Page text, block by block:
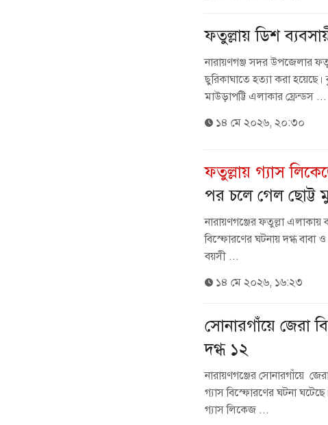
ফতুল্লায় ডিশ
নারায়ণগঞ্জ সদর উপজেলার
ছুরিকাঘাতে হত্যা করা
মাউড়াপট্টি এলাকার ফ্রেন্ডস ...
১৪ মে ২০২৬, ২০:৩০
ফতুল্লায় গ্যাস
পর চলে গেল ছোট্ট
নারায়ণগঞ্জের ফতুল্লা এলাকায়
বিস্ফোরণের ঘটনায় দগ্ধ বাবা
বয়সী ...
১৪ মে ২০২৬, ১৬:২৩
সোনারগাঁয়ে জেরা
দগ্ধ ১২
নারায়ণগঞ্জের সোনারগাঁয়ে
গ্যাস বিস্ফোরণের ঘটনা
গ্যাস লিকেজ ...